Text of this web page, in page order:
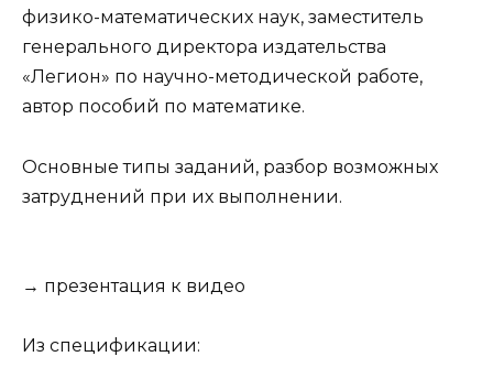
физико-математических наук, заместитель
генерального директора издательства
«Легион» по научно-методической работе,
автор пособий по математике.
Основные типы заданий, разбор возможных
затруднений при их выполнении.
→ презентация к видео
Из спецификации: